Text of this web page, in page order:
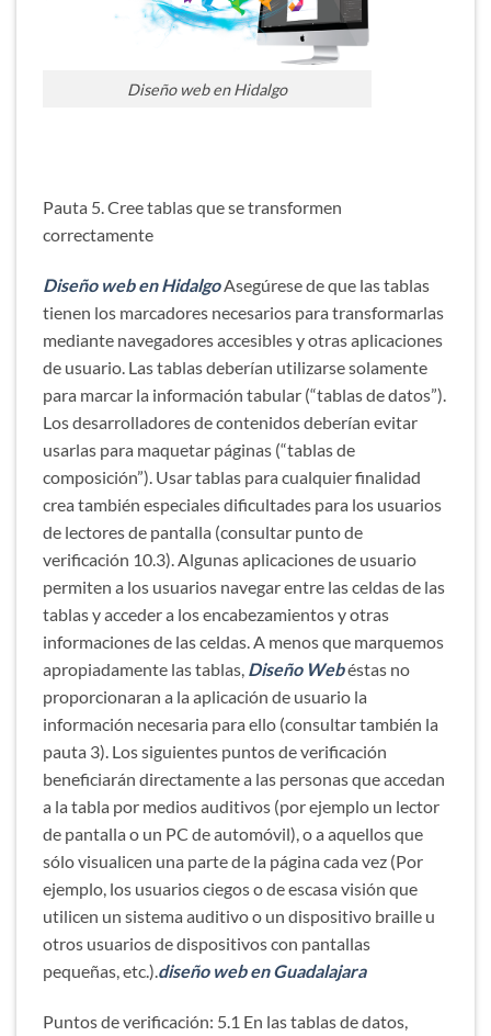
Diseño web en Hidalgo
Pauta 5. Cree tablas que se transformen
correctamente
Diseño web en HidalgoAsegúrese de que las tablas
tienen los marcadores necesarios para transformarlas
mediante navegadores accesibles y otras aplicaciones
de usuario. Las tablas deberían utilizarse solamente
para marcar la información tabular (“tablas de datos”).
Los desarrolladores de contenidos deberían evitar
usarlas para maquetar páginas (“tablas de
composición”). Usar tablas para cualquier finalidad
crea también especiales dificultades para los usuarios
de lectores de pantalla (consultar punto de
verificación 10.3). Algunas aplicaciones de usuario
permiten a los usuarios navegar entre las celdas de las
tablas y acceder a los encabezamientos y otras
informaciones de las celdas. A menos que marquemos
apropiadamente las tablas, Diseño Webéstas no
proporcionaran a la aplicación de usuario la
información necesaria para ello (consultar también la
pauta 3). Los siguientes puntos de verificación
beneficiarán directamente a las personas que accedan
a la tabla por medios auditivos (por ejemplo un lector
de pantalla o un PC de automóvil), o a aquellos que
sólo visualicen una parte de la página cada vez (Por
ejemplo, los usuarios ciegos o de escasa visión que
utilicen un sistema auditivo o un dispositivo braille u
otros usuarios de dispositivos con pantallas
pequeñas, etc.).diseño web en Guadalajara
Puntos de verificación: 5.1 En las tablas de datos,